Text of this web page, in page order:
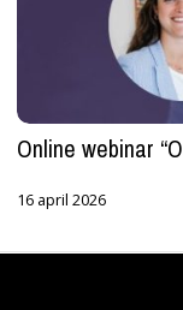
Online webinar
16 april 2026